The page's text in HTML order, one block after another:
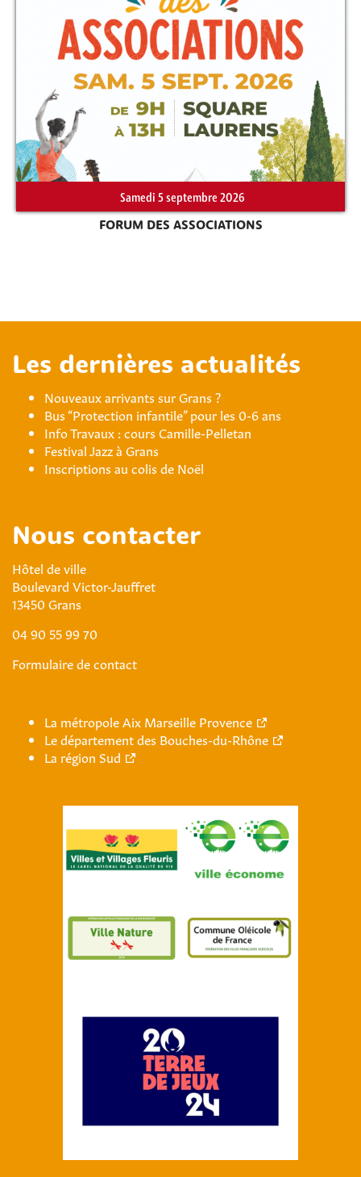
Samedi 5 septembre 2026
FORUM DES ASSOCIATIONS
Les dernières actualités
Nouveaux arrivants sur Grans ?
Bus “Protection infantile” pour les 0-6 ans
Info Travaux : cours Camille-Pelletan
Festival Jazz à Grans
Inscriptions au colis de Noël
Nous contacter
Hôtel de ville
Boulevard Victor-Jauffret
13450 Grans
04 90 55 99 70
Formulaire de contact
La métropole Aix Marseille Provence
Le département des Bouches-du-Rhône
La région Sud